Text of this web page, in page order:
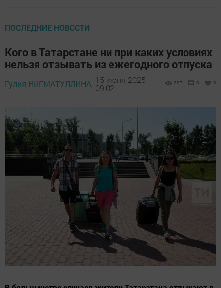
ПОСЛЕДНИЕ НОВОСТИ
Кого в Татарстане ни при каких условиях
нельзя отзывать из ежегодного отпуска
Гулия НИГМАТУЛЛИНА, 15 июня 2025 -
09:02
297 0 0